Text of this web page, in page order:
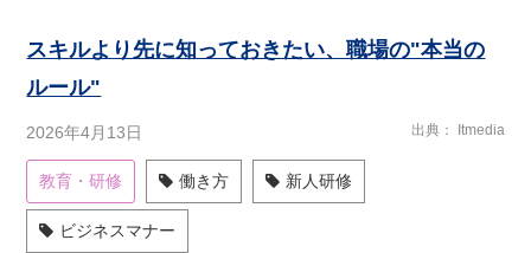
スキルより先に知っておきたい、職場の"本当の
ルール"
2026年4月13日 出典 Itmedia
教育・研修 働き方 新人研修
ビジネスマナー